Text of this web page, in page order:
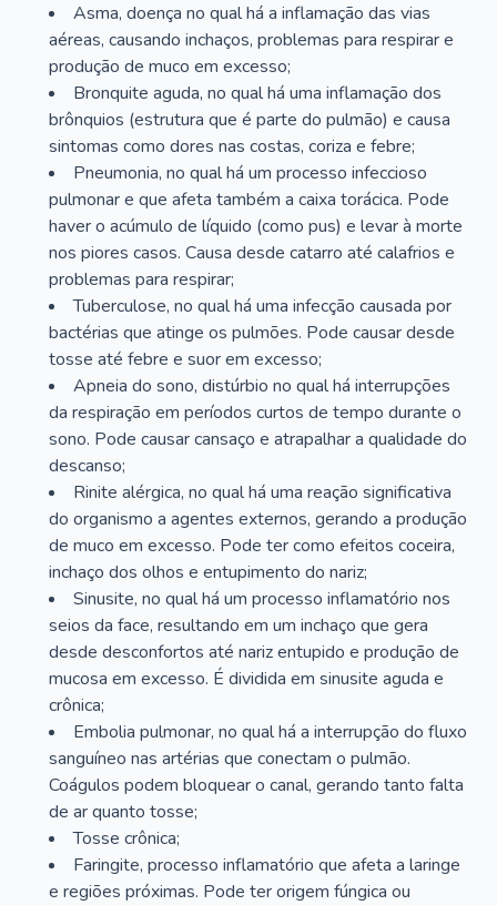
Asma, doença no qual há a inflamação das vias
aéreas, causando inchaços, problemas para respirar e
produção de muco em excesso;
Bronquite aguda, no qual há uma inflamação dos
brônquios (estrutura que é parte do pulmão) e causa
sintomas como dores nas costas, coriza e febre;
Pneumonia, no qual há um processo infeccioso
pulmonar e que afeta também a caixa torácica. Pode
haver o acúmulo de líquido (como pus) e levar à morte
nos piores casos. Causa desde catarro até calafrios e
problemas para respirar;
Tuberculose, no qual há uma infecção causada por
bactérias que atinge os pulmões. Pode causar desde
tosse até febre e suor em excesso;
Apneia do sono, distúrbio no qual há interrupções
da respiração em períodos curtos de tempo durante o
sono. Pode causar cansaço e atrapalhar a qualidade do
descanso;
Rinite alérgica, no qual há uma reação significativa
do organismo a agentes externos, gerando a produção
de muco em excesso. Pode ter como efeitos coceira,
inchaço dos olhos e entupimento do nariz;
Sinusite, no qual há um processo inflamatório nos
seios da face, resultando em um inchaço que gera
desde desconfortos até nariz entupido e produção de
mucosa em excesso. É dividida em sinusite aguda e
crônica;
Embolia pulmonar, no qual há a interrupção do fluxo
sanguíneo nas artérias que conectam o pulmão.
Coágulos podem bloquear o canal, gerando tanto falta
de ar quanto tosse;
Tosse crônica;
Faringite, processo inflamatório que afeta a laringe
e regiões próximas. Pode ter origem fúngica ou